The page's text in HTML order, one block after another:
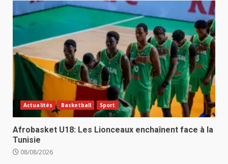
Actualités Basketball Sport
Afrobasket U18: Les Lionceaux enchaînent face à la
Tunisie
08/08/2026